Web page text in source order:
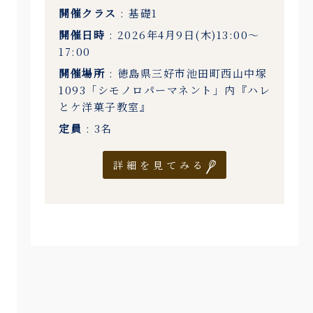
開催クラス : 基礎1
開催日時 : 2026年4月9日(木)13:00〜
17:00
開催場所 : 徳島県三好市池田町西山中塚
1093「シモノロパーマネント」内『ハレ
とケ洋菓子教室』
定員 : 3名
詳細を見てみる